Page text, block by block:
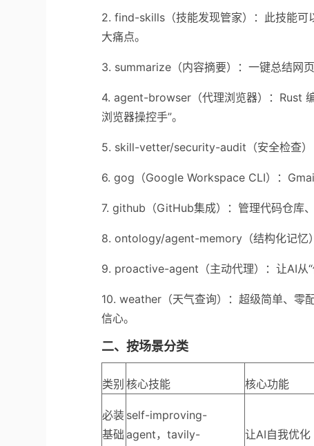
2. find-skills（技能发现管家）：此技能可
大痛点。
3. summarize（内容摘要）：一键总结网
4. agent-browser（代理浏览器）：Rust
浏览器操控手”。
5. skill-vetter/security-audit（安全检查）
6. gog（Google Workspace CLI）：
7. github（GitHub集成）：管理代码仓库、
8. ontology/agent-memory（结构化记忆
9. proactive-agent（主动代理）：让AI从“
10. weather（天气查询）：超级简单、零
信心。
二、按场景分类
类别 核心技能 核心功能
必装
基础
self-improving-
agent，tavily-
让AI自我优